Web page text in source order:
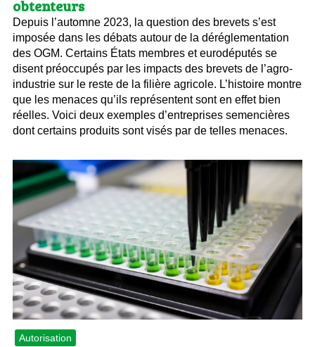
obtenteurs
Depuis l’automne 2023, la question des brevets s’est
imposée dans les débats autour de la déréglementation
des OGM. Certains États membres et eurodéputés se
disent préoccupés par les impacts des brevets de l’agro-
industrie sur le reste de la filière agricole. L’histoire montre
que les menaces qu’ils représentent sont en effet bien
réelles. Voici deux exemples d’entreprises semencières
dont certains produits sont visés par de telles menaces.
Autorisation